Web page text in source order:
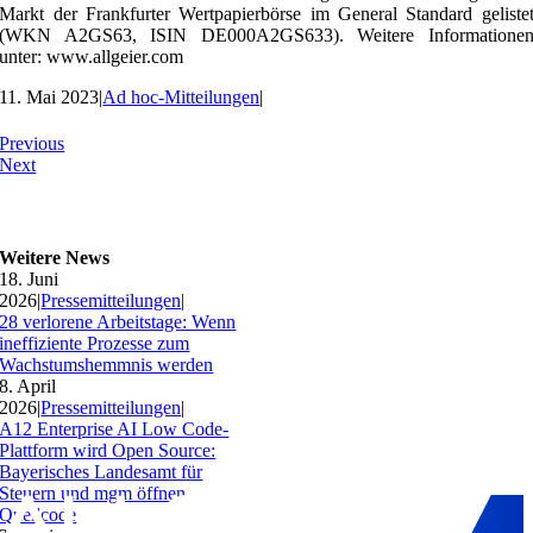
Markt der Frankfurter Wertpapierbörse im General Standard gelistet
(WKN A2GS63, ISIN DE000A2GS633). Weitere Informationen
unter: www.allgeier.com
11. Mai 2023|Ad hoc-Mitteilungen|
Previous
Next
Weitere News
18. Juni
2026|Pressemitteilungen|
28 verlorene Arbeitstage: Wenn
ineffiziente Prozesse zum
Wachstumshemmnis werden
8. April
2026|Pressemitteilungen|
A12 Enterprise AI Low Code-
Plattform wird Open Source:
Bayerisches Landesamt für
Steuern und mgm öffnen
Quellcode